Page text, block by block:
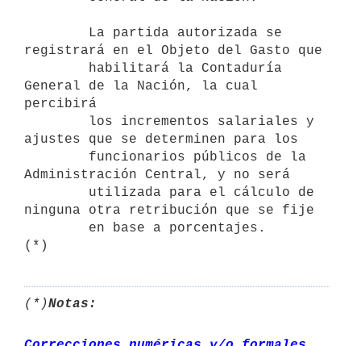
registrará en el Objeto del Gasto que
General de la Nación, la cual
percibirá
ajustes que se determinen para los
Administración Central, y no será
ninguna otra retribución que se fije
(*)
(*)Notas: